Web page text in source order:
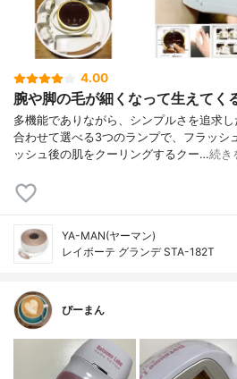
4.00
腕や脚の毛が細くなって生えてく
多機能でありながら、シンプルさを追求
合わせて選べる3つのランプで、フラッシ
ッシュ後の肌をクーリングするクー…続き
YA-MAN(ヤーマン)
レイボーテ グランデ STA-182T
ぴーまん